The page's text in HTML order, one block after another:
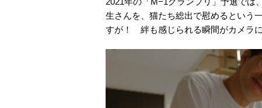
生さんを、猫たち総出で慰めるという
すが！ 絆も感じられる瞬間がカメラに